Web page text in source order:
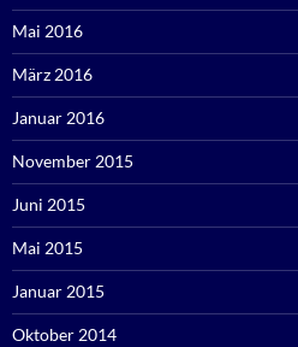
Mai 2016
März 2016
Januar 2016
November 2015
Juni 2015
Mai 2015
Januar 2015
Oktober 2014